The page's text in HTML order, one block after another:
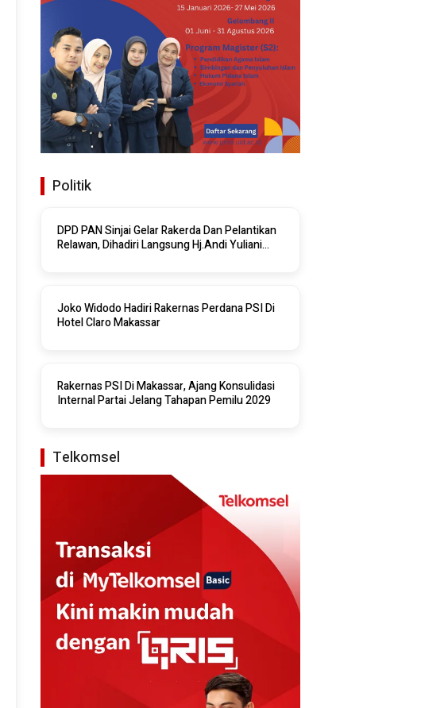
Politik
DPD PAN Sinjai Gelar Rakerda Dan Pelantikan
Relawan, Dihadiri Langsung Hj.Andi Yuliani
Joko Widodo Hadiri Rakernas Perdana PSI Di
Hotel Claro Makassar
Rakernas PSI Di Makassar, Ajang Konsulidasi
Internal Partai Jelang Tahapan Pemilu 2029
Telkomsel